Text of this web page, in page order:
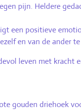
pijn. Heldere
een positieve
en van de ander
leven met kracht
gouden driehoek